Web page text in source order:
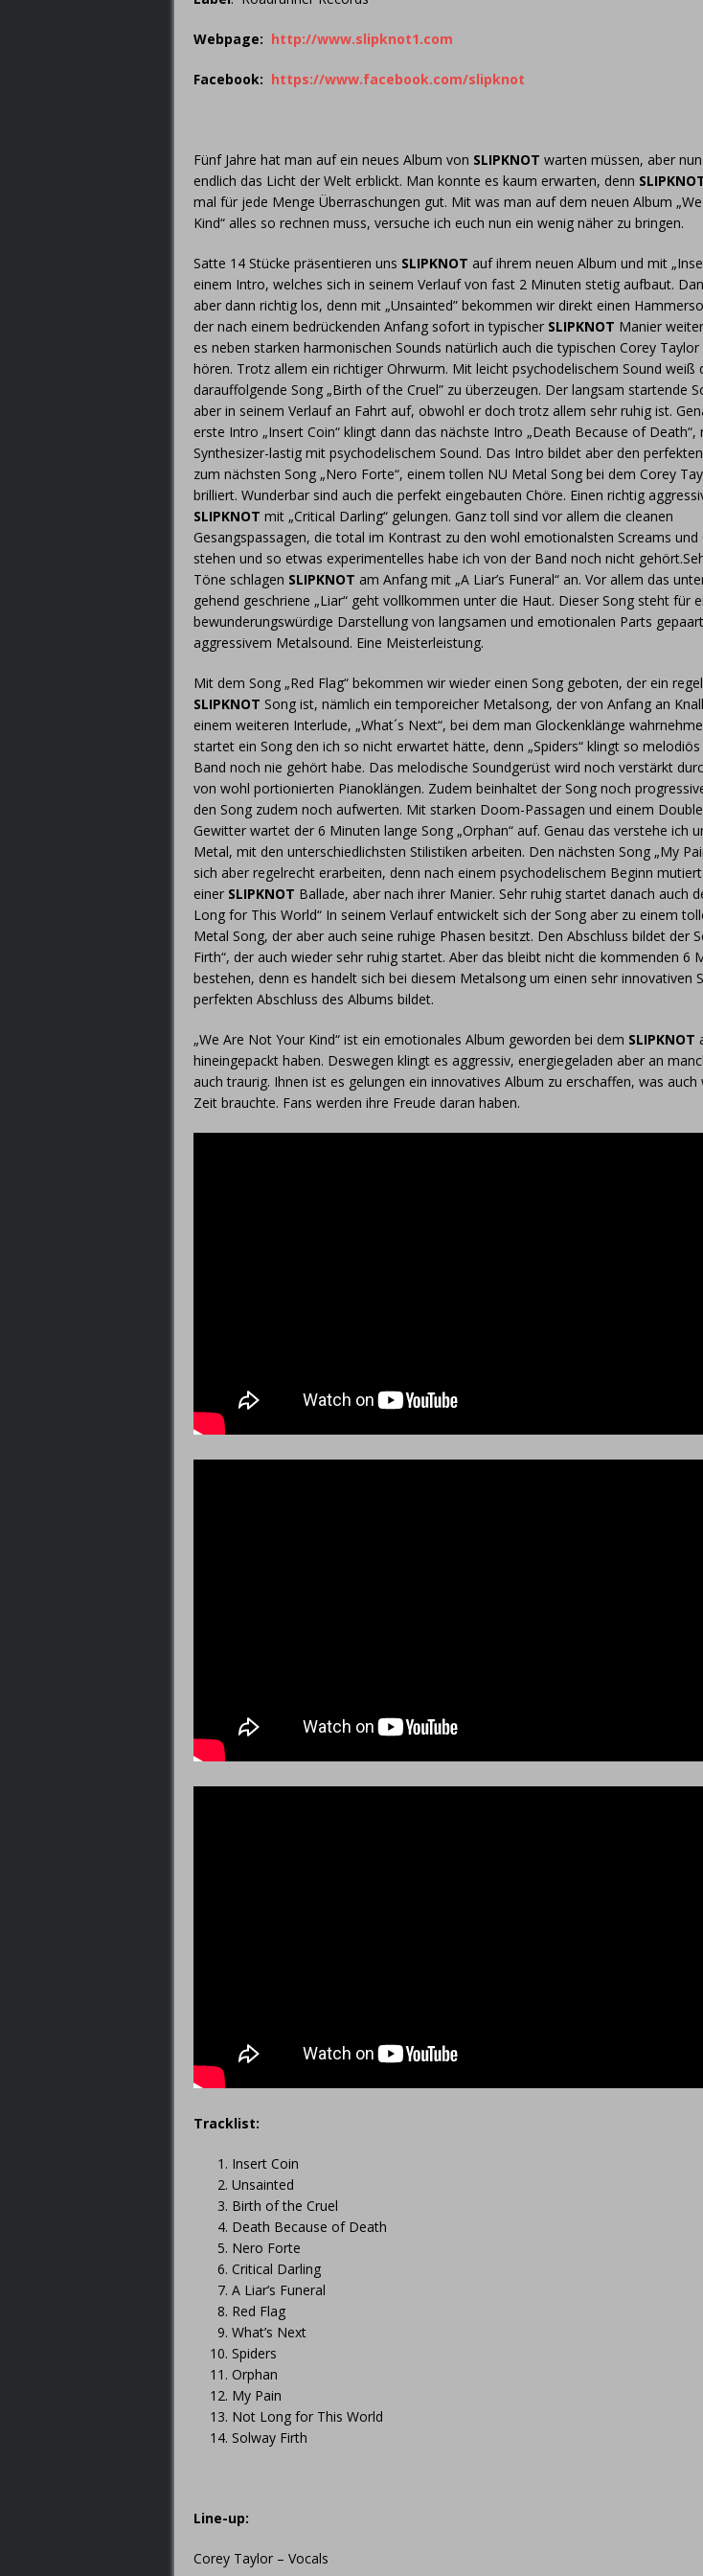
Webpage: http://www.slipknot1.com
Facebook: https://www.facebook.com/slipknot
Fünf Jahre hat man auf ein neues Album von SLIPKNOT warten müssen, aber
endlich das Licht der Welt erblickt. Man konnte es kaum erwarten, denn
mal für jede Menge Überraschungen gut. Mit was man auf dem neuen Album
Kind“ alles so rechnen muss, versuche ich euch nun ein wenig näher zu bringen.
Satte 14 Stücke präsentieren uns SLIPKNOT auf ihrem neuen Album und mit
einem Intro, welches sich in seinem Verlauf von fast 2 Minuten stetig aufbaut.
aber dann richtig los, denn mit „Unsainted” bekommen wir direkt einen
der nach einem bedrückenden Anfang sofort in typischer SLIPKNOT Manier
es neben starken harmonischen Sounds natürlich auch die typischen Corey Taylor
hören. Trotz allem ein richtiger Ohrwurm. Mit leicht psychodelischem Sound weiß
darauffolgende Song „Birth of the Cruel” zu überzeugen. Der langsam startende
aber in seinem Verlauf an Fahrt auf, obwohl er doch trotz allem sehr ruhig ist.
erste Intro „Insert Coin“ klingt dann das nächste Intro „Death Because of Death“,
Synthesizer-lastig mit psychodelischem Sound. Das Intro bildet aber den
zum nächsten Song „Nero Forte“, einem tollen NU Metal Song bei dem Corey
brilliert. Wunderbar sind auch die perfekt eingebauten Chöre. Einen richtig
SLIPKNOT mit „Critical Darling“ gelungen. Ganz toll sind vor allem die cleanen
Gesangspassagen, die total im Kontrast zu den wohl emotionalsten Screams und
stehen und so etwas experimentelles habe ich von der Band noch nicht
Töne schlagen SLIPKNOT am Anfang mit „A Liar’s Funeral“ an. Vor allem das
gehend geschriene „Liar“ geht vollkommen unter die Haut. Dieser Song steht für
bewunderungswürdige Darstellung von langsamen und emotionalen Parts
aggressivem Metalsound. Eine Meisterleistung.
Mit dem Song „Red Flag“ bekommen wir wieder einen Song geboten, der ein
SLIPKNOT Song ist, nämlich ein temporeicher Metalsong, der von Anfang an
einem weiteren Interlude, „What´s Next“, bei dem man Glockenklänge
startet ein Song den ich so nicht erwartet hätte, denn „Spiders“ klingt so
Band noch nie gehört habe. Das melodische Soundgerüst wird noch verstärkt
von wohl portionierten Pianoklängen. Zudem beinhaltet der Song noch
den Song zudem noch aufwerten. Mit starken Doom-Passagen und einem
Gewitter wartet der 6 Minuten lange Song „Orphan“ auf. Genau das verstehe ich
Metal, mit den unterschiedlichsten Stilistiken arbeiten. Den nächsten Song „My
sich aber regelrecht erarbeiten, denn nach einem psychodelischem Beginn
einer SLIPKNOT Ballade, aber nach ihrer Manier. Sehr ruhig startet danach auch
Long for This World“ In seinem Verlauf entwickelt sich der Song aber zu einem
Metal Song, der aber auch seine ruhige Phasen besitzt. Den Abschluss bildet der
Firth“, der auch wieder sehr ruhig startet. Aber das bleibt nicht die kommenden 6
bestehen, denn es handelt sich bei diesem Metalsong um einen sehr innovativen
perfekten Abschluss des Albums bildet.
„We Are Not Your Kind“ ist ein emotionales Album geworden bei dem SLIPKNOT
hineingepackt haben. Deswegen klingt es aggressiv, energiegeladen aber an
auch traurig. Ihnen ist es gelungen ein innovatives Album zu erschaffen, was auch
Zeit brauchte. Fans werden ihre Freude daran haben.
Tracklist:
Insert Coin
Unsainted
Birth of the Cruel
Death Because of Death
Nero Forte
Critical Darling
A Liar’s Funeral
Red Flag
What’s Next
Spiders
Orphan
My Pain
Not Long for This World
Solway Firth
Line-up:
Corey Taylor – Vocals